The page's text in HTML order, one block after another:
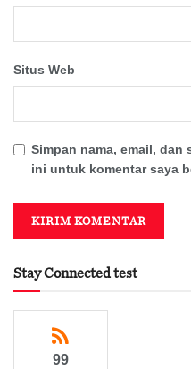
Situs Web
Simpan nama, email, dan
ini untuk komentar saya
Stay Connected test
99